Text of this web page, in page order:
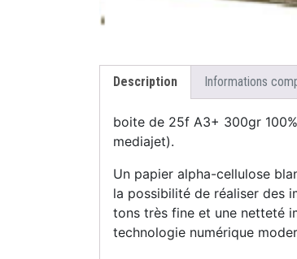
Description Informations
boite de 25f A3+ 300gr
mediajet).
Un papier alpha-cellulose
la possibilité de réaliser des
tons très fine et une netteté
technologie numérique